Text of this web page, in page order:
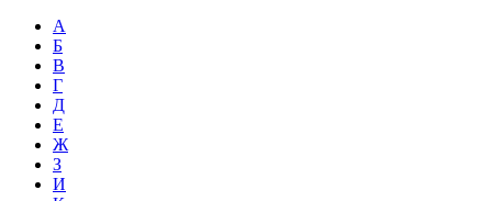
А
Б
В
Г
Д
Е
Ж
З
И